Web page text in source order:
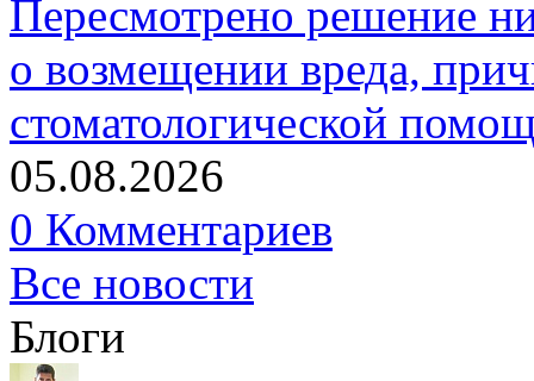
Пересмотрено решение
о возмещении вреда,
стоматологической
05.08.2026
0 Комментариев
Все новости
Блоги